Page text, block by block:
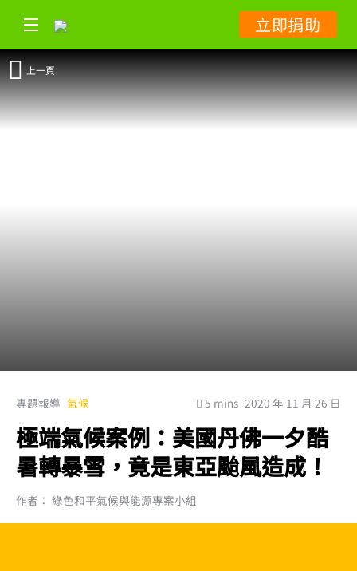
立即捐助
上一頁
專題報導 氣候 5 mins 2020 年 11 月 26 日
極端氣候案例：美國丹佛一夕酷
暑轉暴雪，竟是東亞颱風造成！
作者： 綠色和平氣候與能源專案小組